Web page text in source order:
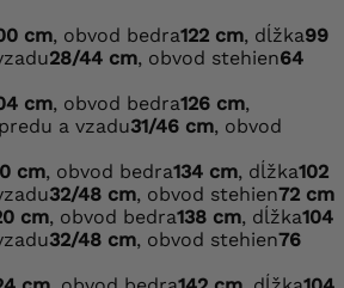
cm, obvod bedra122 cm, dĺžka99
28/44 cm, obvod stehien64
cm, obvod bedra126 cm,
a vzadu31/46 cm, obvod
cm, obvod bedra134 cm, dĺžka102
32/48 cm, obvod stehien72 cm
cm, obvod bedra138 cm, dĺžka104
32/48 cm, obvod stehien76